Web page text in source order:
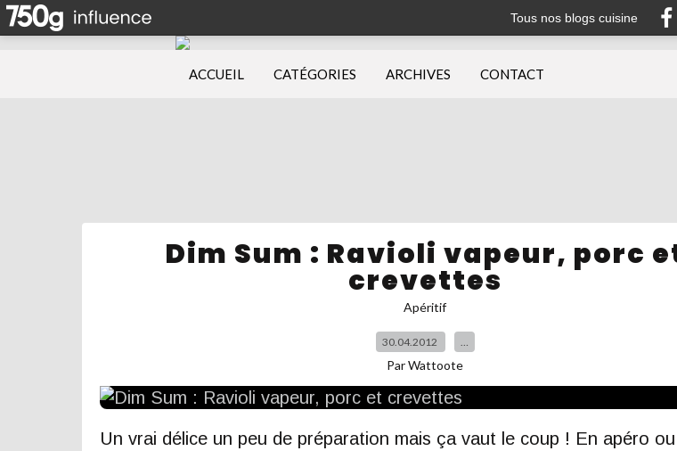
Tous nos blogs cuisine
ACCUEIL CATÉGORIES ARCHIVES CONTACT
Dim Sum : Ravioli vapeur, porc
crevettes
Apéritif
30.04.2012 …
Par Wattoote
Un vrai délice un peu de préparation mais ça vaut le coup ! En apéro ou